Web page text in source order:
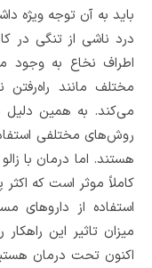
باید به آن توجه ویژه
درد ناشی از تنگی در
اطراف نخاع به وجود
مختلف مانند
می‌کند. به همین دلیل
روش‌های مختلفی
هستند. اما درمان با
کاملاً موثر است که
استفاده از داروهای
میزان تاثیر این
اکنون تحت درمان